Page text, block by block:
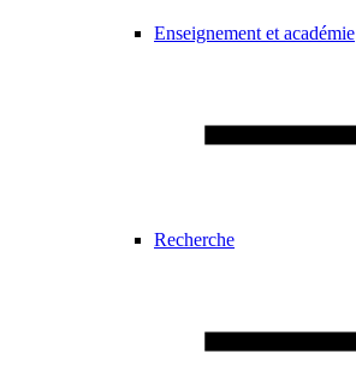
Enseignement et académie
Recherche